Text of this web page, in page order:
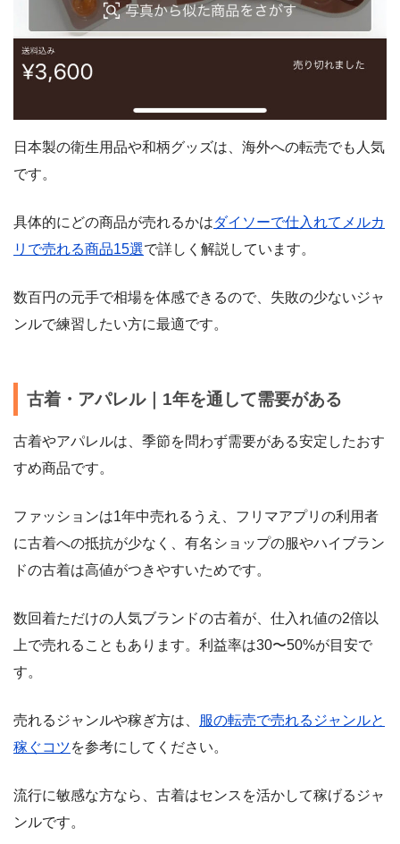
日本製の衛生用品や和柄グッズは、海外への転売でも人気
です。
具体的にどの商品が売れるかはダイソーで仕入れてメルカ
リで売れる商品15選で詳しく解説しています。
数百円の元手で相場を体感できるので、失敗の少ないジャ
ンルで練習したい方に最適です。
古着・アパレル｜1年を通して需要がある
古着やアパレルは、季節を問わず需要がある安定したおす
すめ商品です。
ファッションは1年中売れるうえ、フリマアプリの利用者
に古着への抵抗が少なく、有名ショップの服やハイブラン
ドの古着は高値がつきやすいためです。
数回着ただけの人気ブランドの古着が、仕入れ値の2倍以
上で売れることもあります。利益率は30〜50%が目安で
す。
売れるジャンルや稼ぎ方は、
服の転売で売れるジャンルと
稼ぐコツを参考にしてください。
流行に敏感な方なら、古着はセンスを活かして稼げるジャ
ンルです。